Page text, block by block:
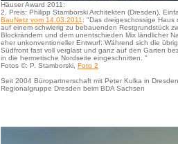
Häuser Award 2011:
2. Preis: Philipp Stamborski Architekten (Dresden),
BauNetz vom 14.03.2011 : "Das dreigeschossige
auf einem schwierig zu bebauenden Restgrundstück
Blockrändern und dem unentschieden Mix ländlicher
eher unkonventioneller Entwurf: Während sich die
Südfront fast voll verglast und ganz auf den Garten
in die hermetische Nordseite eingeschnitten. "
Fotos ©: P. Stamborski, Foto 2
Seit 2004 Büropartnerschaft mit Peter Kulka in
Regionalgruppe Dresden beim BDA Sachsen